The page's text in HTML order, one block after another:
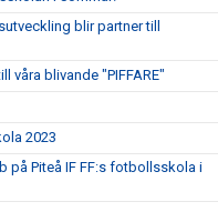
blir partner till
våra blivande "PIFFARE"
2023
på Piteå IF FF:s fotbollsskola i